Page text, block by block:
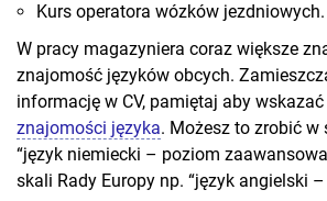
Kurs operatora wózków jezdniowych.
W pracy magazyniera coraz większe
znajomość języków obcych.
informację w CV, pamiętaj aby
znajomości języka. Możesz to zrobić
“język niemiecki – poziom
skali Rady Europy np. “język angielski –